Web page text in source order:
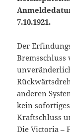
7.10.1921.
Der
anderen
kein
Kraftschluss
Die Victoria –